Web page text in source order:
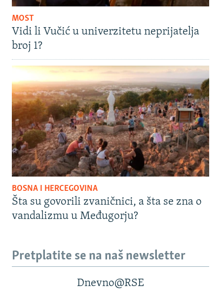
MOST
Vidi li Vučić u univerzitetu neprijatelja
broj 1?
BOSNA I HERCEGOVINA
Šta su govorili zvaničnici, a šta se zna o
vandalizmu u Međugorju?
Pretplatite se na naš newsletter
Dnevno@RSE